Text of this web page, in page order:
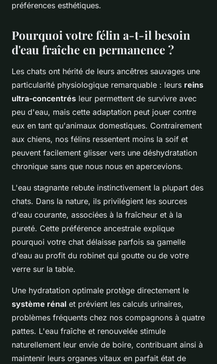
préférences esthétiques.
Pourquoi votre félin a-t-il besoin
d'eau fraîche en permanence ?
Les chats ont hérité de leurs ancêtres sauvages une
particularité physiologique remarquable : leurs reins
ultra-concentrés leur permettent de survivre avec
peu d'eau, mais cette adaptation peut jouer contre
eux en tant qu'animaux domestiques. Contrairement
aux chiens, nos félins ressentent moins la soif et
peuvent facilement glisser vers une déshydratation
chronique sans que nous nous en apercevions.
L'eau stagnante rebute instinctivement la plupart des
chats. Dans la nature, ils privilégient les sources
d'eau courante, associées à la fraîcheur et à la
pureté. Cette préférence ancestrale explique
pourquoi votre chat délaisse parfois sa gamelle
d'eau au profit du robinet qui goutte ou de votre
verre sur la table.
Une hydratation optimale protège directement le
système rénal et prévient les calculs urinaires,
problèmes fréquents chez nos compagnons à quatre
pattes. L'eau fraîche et renouvelée stimule
naturellement leur envie de boire, contribuant ainsi à
maintenir leurs organes vitaux en parfait état de